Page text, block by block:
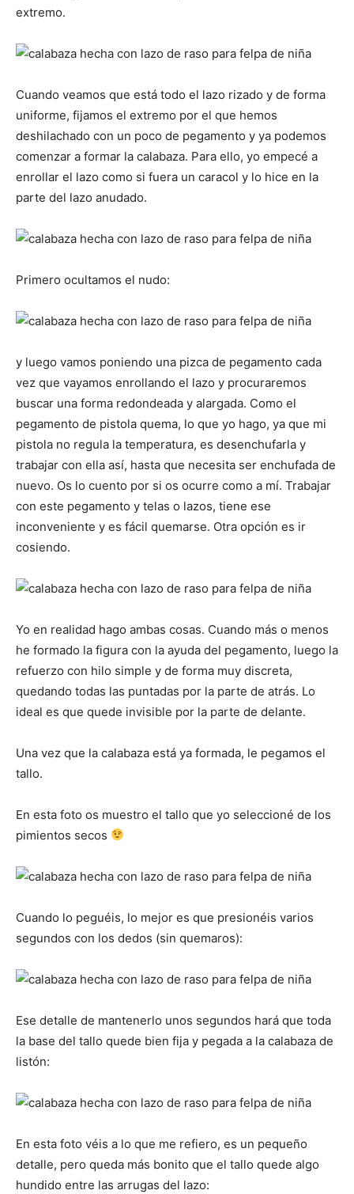
extremo.
Cuando veamos que está todo el lazo rizado y de forma
uniforme, fijamos el extremo por el que hemos
deshilachado con un poco de pegamento y ya podemos
comenzar a formar la calabaza. Para ello, yo empecé a
enrollar el lazo como si fuera un caracol y lo hice en la
parte del lazo anudado.
Primero ocultamos el nudo:
y luego vamos poniendo una pizca de pegamento cada
vez que vayamos enrollando el lazo y procuraremos
buscar una forma redondeada y alargada. Como el
pegamento de pistola quema, lo que yo hago, ya que mi
pistola no regula la temperatura, es desenchufarla y
trabajar con ella así, hasta que necesita ser enchufada de
nuevo. Os lo cuento por si os ocurre como a mí. Trabajar
con este pegamento y telas o lazos, tiene ese
inconveniente y es fácil quemarse. Otra opción es ir
cosiendo.
Yo en realidad hago ambas cosas. Cuando más o menos
he formado la figura con la ayuda del pegamento, luego la
refuerzo con hilo simple y de forma muy discreta,
quedando todas las puntadas por la parte de atrás. Lo
ideal es que quede invisible por la parte de delante.
Una vez que la calabaza está ya formada, le pegamos el
tallo.
En esta foto os muestro el tallo que yo seleccioné de los
pimientos secos
Cuando lo peguéis, lo mejor es que presionéis varios
segundos con los dedos (sin quemaros):
Ese detalle de mantenerlo unos segundos hará que toda
la base del tallo quede bien fija y pegada a la calabaza de
listón:
En esta foto véis a lo que me refiero, es un pequeño
detalle, pero queda más bonito que el tallo quede algo
hundido entre las arrugas del lazo: